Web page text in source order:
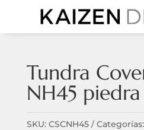
Tundra
NH45 piedra
SKU: CSCNH45 Categorías: